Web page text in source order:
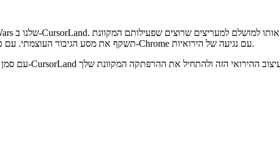
תשקף את מסע הגיבור העוצמתי. עם כל קליק, תגלם את אומץ הלב והשאיפות של אנאקין, ותשפר את חוויית הגלישה שלך ב-Chrome עם נגיעה של הירואיות.